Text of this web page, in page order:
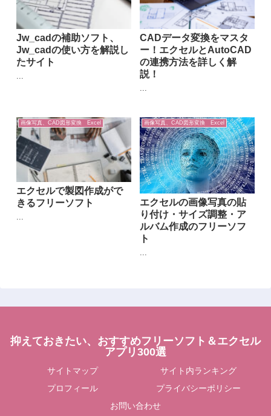
Jw_cadの補助ソフト、
Jw_cadの使い方を解説し
たサイト
...
CADデータ変換をマスタ
ー！エクセルとAutoCAD
の連携方法を詳しく解
説！
...
画像写真、CAD図形変換 Excel
エクセルで製図作成がで
きるフリーソフト
画像写真、CAD図形変換 Excel
エクセルの画像写真の貼
り付け・サイズ調整・ア
ルバム作成のフリーソフ
ト
...
抑えておきたい、おすすめフリーソフト＆エクセル
アプリ300選
サイトマップ
サイト内ランキング
プロフィール
プライバシーポリシー
お問い合わせ